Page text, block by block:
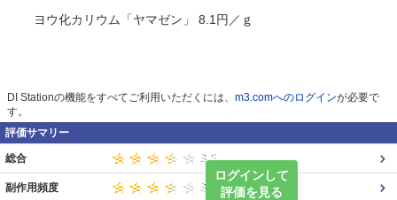
ヨウ化カリウム「ヤマゼン」 8.1円／ｇ
DI Stationの機能をすべてご利用いただくには、 m3.comへのログインが必要で
す。
評価サマリー
ログインして
評価を見る
総合
副作用頻度